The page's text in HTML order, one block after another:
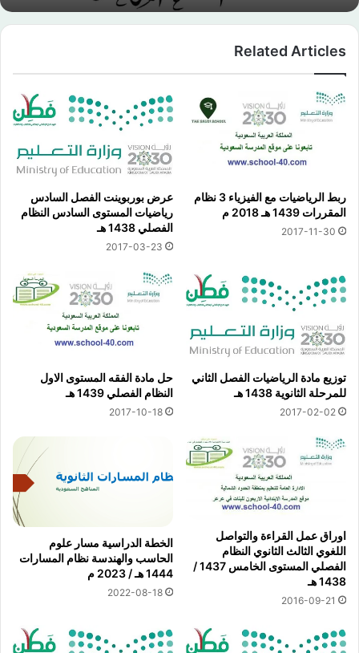
Related Articles
ربط الرياضيات مع الفيزياء 3 نظام
المقررات 1439 هـ 2018 م
2017-11-30
عرض بوربوينت الفصل السادس
رياضيات المستوى السادس النظام
الفصلي 1438 هـ
2017-03-23
توزيع مادة الرياضيات الفصل الثاني
للمرحلة الثانوية 1438 هـ
2017-02-02
حل مادة الفقه المستوى الاول
النظام الفصلي 1439 هـ
2017-10-18
اوراق عمل القراءة والتواصل
اللغوي الثالث الثانوي النظام
الفصلي المستوى الخامس 1437 /
1438 هـ
2016-09-21
الخطة الدراسية مسار علوم
الحاسب والهندسة نظام المسارات
1444 هـ / 2023 م
2022-08-18